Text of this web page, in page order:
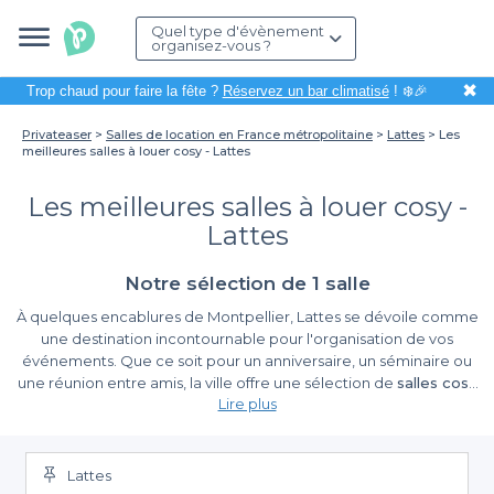
Quel type d'évènement
organisez-vous ?
Trop chaud pour faire la fête ? Réservez un bar climatisé! ❄️🎉 ✖
Privateaser Salles de location en France métropolitaine Lattes
Les
meilleures salles à louer cosy - Lattes
Les meilleures salles à louer cosy -
Lattes
Notre sélection de 1 salle
À quelques encablures de Montpellier, Lattes se dévoile comme
une destination incontournable pour l'organisation de vos
événements. Que ce soit pour un anniversaire, un séminaire ou
une réunion entre amis, la ville offre une sélection de salles cosy
qui sauront parfaitement répondre à vos attentes. Organiser un
moments conviviaux et mémorables.
Le choix idéal grâce à Privateaser
En utilisant la plateforme
Lire plus
Lattes